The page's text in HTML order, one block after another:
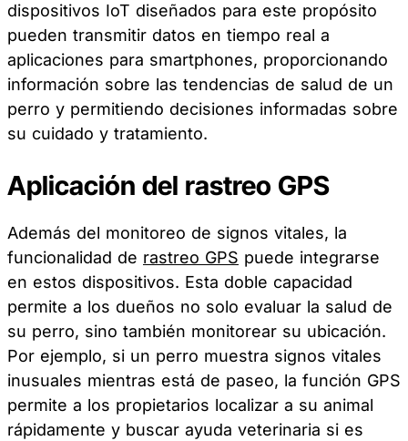
dispositivos IoT diseñados para este propósito
pueden transmitir datos en tiempo real a
aplicaciones para smartphones, proporcionando
información sobre las tendencias de salud de un
perro y permitiendo decisiones informadas sobre
su cuidado y tratamiento.
Aplicación del rastreo GPS
Además del monitoreo de signos vitales, la
funcionalidad de rastreo GPS puede integrarse
en estos dispositivos. Esta doble capacidad
permite a los dueños no solo evaluar la salud de
su perro, sino también monitorear su ubicación.
Por ejemplo, si un perro muestra signos vitales
inusuales mientras está de paseo, la función GPS
permite a los propietarios localizar a su animal
rápidamente y buscar ayuda veterinaria si es